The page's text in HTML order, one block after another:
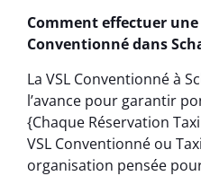
Comment effectuer une
Conventionné dans
La VSL Conventionné à
l’avance pour garantir
{Chaque Réservation
VSL Conventionné ou
organisation pensée